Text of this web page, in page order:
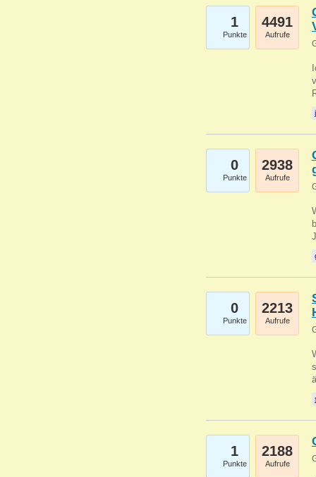
1
Punkte
4491
Aufrufe
0
Punkte
2938
Aufrufe
0
Punkte
2213
Aufrufe
1
Punkte
2188
Aufrufe